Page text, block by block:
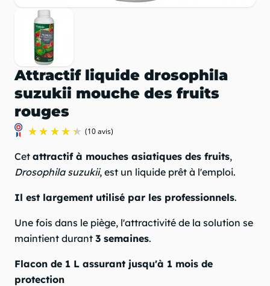
Attractif liquide drosophila
suzukii mouche des fruits
rouges
Cet attractif à mouches asiatiques des fruits,
Drosophila suzukii, est un liquide prêt à l'emploi.
Il est largement utilisé par les professionnels.
Une fois dans le piège, l'attractivité de la solution se
maintient durant 3 semaines.
Flacon de 1 L assurant jusqu'à 1 mois de
protection